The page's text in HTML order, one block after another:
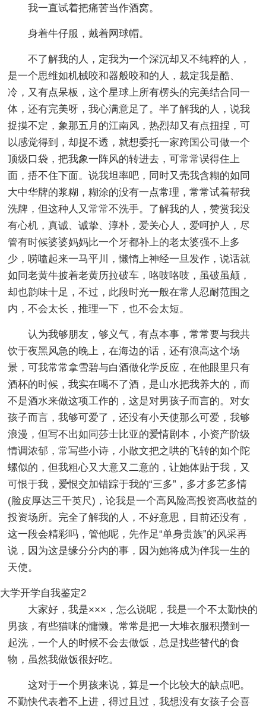
我一直试着把痛苦当作酒窝。
身着牛仔服，戴着网球帽。
不了解我的人，定我为一个深沉却又不纯粹的人，
是一个思维如机械咬和器般咬和的人，裁定我是酷、
冷，又有点呆板，这个星球上所有楞头的完美结合同一
体，还有完美呀，我心满意足了。半了解我的人，说我
捉摸不定，象那五月的江南风，热烈却又有点扭捏，可
以感觉得到，却捉不透，就想委托一家跨国公司做一个
顶级口袋，把我象一阵风的转进去，可常常误得住上
面，捂不住下面。说我坦率吧，同时又壳我含糊的如同
大中华牌的浆糊，糊涂的没有一点常理，常常试着帮我
洗牌，但这种人又常常不洗手。了解我的人，赞赏我没
有心机，真诚、诚挚、淳朴，爱关心人，爱呵护人，尽
管有时候婆婆妈妈比一个牙都补上的老太婆强不上多
少，唠嗑起来一马平川，懒惰上神经一旦发作，说话就
如同老黄牛披着老黄历拉破车，咯吱咯吱，虽破虽颠，
却也韵味十足，不过，此段时光一般在常人忍耐范围之
内，不会太长，推理一下，也不会太短。
认为我够朋友，够义气，有点本事，常常要与我共
饮于夜黑风急的晚上，在海边的话，还有浪高这个场
景，可我常常拿雪碧与白酒做化学反应，在他眼里只有
酒杯的时候，我实在喝不了酒，是山水把我养大的，而
不是酒水来做这项工作的，这是对男孩子而言的。对女
孩子而言，我够可爱了，还没有小天使那么可爱，我够
浪漫，但写不出如同莎士比亚的爱情剧本，小资产阶级
情调浓郁，常写些小诗，小散文把之哄的飞转的如个陀
螺似的，但我粗心又大意又二意的，让她体贴于我，又
可恨于我，爱恨交加错踪于我的“三多”，多才多艺多情
(脸皮厚达三千英尺)，论我是一个高风险高投资高收益的
投资场所。完全了解我的人，不好意思，目前还没有，
这一段会精彩吗，管他呢，先作足“单身贵族”的风采再
说，因为这是缘分分内的事，因为她将成为伴我一生的
天使。
大学开学自我鉴定2
大家好，我是×××，怎么说呢，我是一个不太勤快的
男孩，有些猫咪的慵懒。常常是把一大堆衣服积攒到一
起洗，一个人的时候不会去做饭，总是找些替代的食
物，虽然我做饭很好吃。
这对于一个男孩来说，算是一个比较大的缺点吧。
不勤快代表着不上进，得过且过，我想没有女孩子会喜